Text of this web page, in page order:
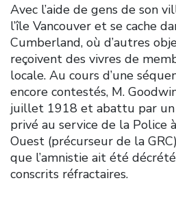
Avec l’aide de gens de son
l’île Vancouver et se cache
Cumberland, où d’autres
reçoivent des vivres de
locale. Au cours d’une
encore contestés, M.
juillet 1918 et abattu par
privé au service de la Police
Ouest (précurseur de la
que l’amnistie ait été
conscrits réfractaires.